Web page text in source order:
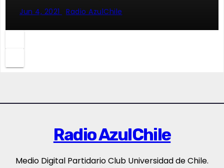
Jun 4, 2021 Radio AzulChile
Radio AzulChile
Medio Digital Partidario Club Universidad de Chile.